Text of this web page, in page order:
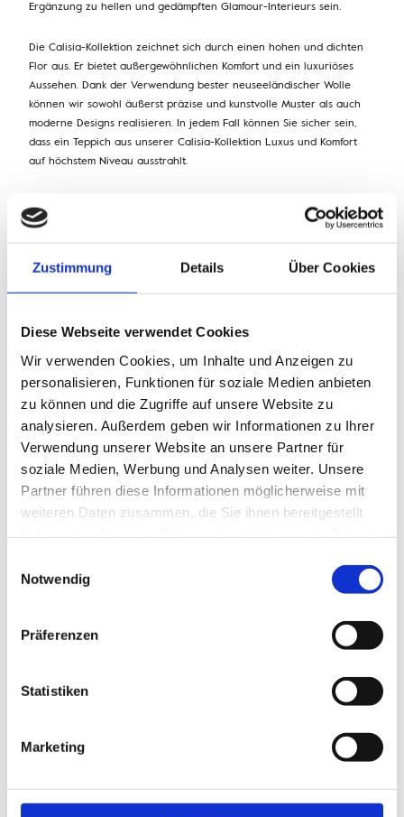
Zustimmung Details Über Cookies
Diese Webseite verwendet Cookies
Wir verwenden Cookies, um Inhalte und Anzeigen zu
personalisieren, Funktionen für soziale Medien anbieten
zu können und die Zugriffe auf unsere Website zu
analysieren. Außerdem geben wir Informationen zu Ihrer
Verwendung unserer Website an unsere Partner für
soziale Medien, Werbung und Analysen weiter. Unsere
Partner führen diese Informationen möglicherweise mit
weiteren Daten zusammen, die Sie ihnen bereitgestellt
Notwendig
Präferenzen
Statistiken
Marketing
Ergänzung zu hellen und gedämpften Glamour-Interieurs sein.
Die Calisia-Kollektion zeichnet sich durch einen hohen und dichten
Flor aus. Er bietet außergewöhnlichen Komfort und ein luxuriöses
Aussehen. Dank der Verwendung bester neuseeländischer Wolle
können wir sowohl äußerst präzise und kunstvolle Muster als auch
moderne Designs realisieren. In jedem Fall können Sie sicher sein,
dass ein Teppich aus unserer Calisia-Kollektion Luxus und Komfort
auf höchstem Niveau ausstrahlt.
Ähnliche Produkte